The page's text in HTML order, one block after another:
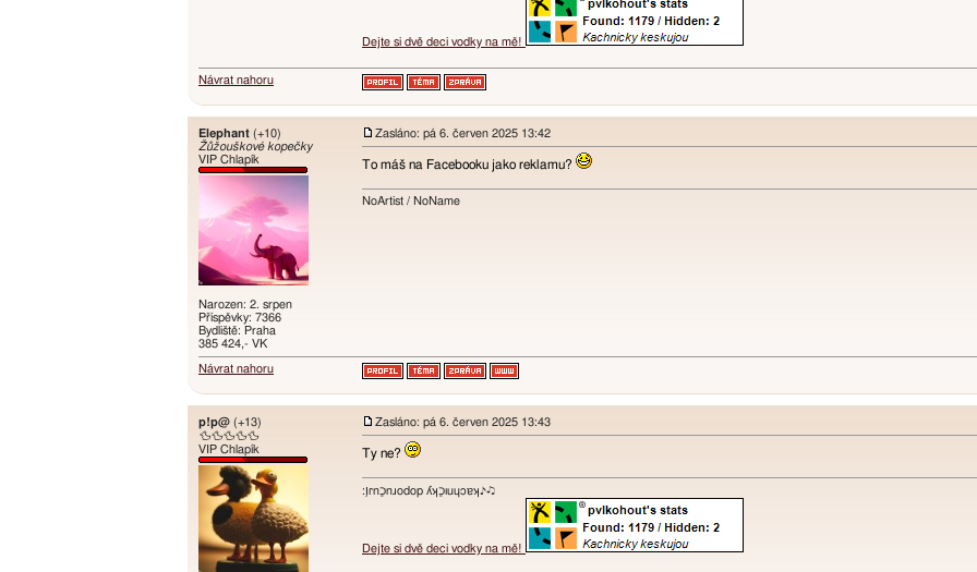
Dejte si dvě deci vodky na mě!
Návrat nahoru
Elephant (+10)
Žůžouškové kopečky
VIP Chlapík
Narozen: 2. srpen
Příspěvky: 7366
Bydliště: Praha
385 424,- VK
Zasláno: pá 6. červen 2025 13:42
To máš na Facebooku jako reklamu?
NoArtist / NoName
Návrat nahoru
p!p@ (+13)
🦆🦆🦆🦆🦆
VIP Chlapík
Zasláno: pá 6. červen 2025 13:43
Ty ne?
:ו֥ɾnכַnɹodop ʎʞכַıuɥɔɐʞ♪♫
Dejte si dvě deci vodky na mě!